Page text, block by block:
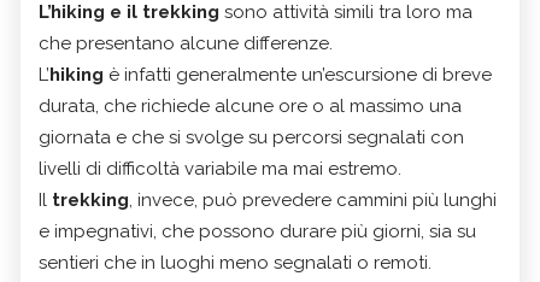
L’hiking e il trekking sono attività simili tra loro ma
che presentano alcune differenze.
L’hiking è infatti generalmente un’escursione di breve
durata, che richiede alcune ore o al massimo una
giornata e che si svolge su percorsi segnalati con
livelli di difficoltà variabile ma mai estremo.
Il trekking, invece, può prevedere cammini più lunghi
e impegnativi, che possono durare più giorni, sia su
sentieri che in luoghi meno segnalati o remoti.